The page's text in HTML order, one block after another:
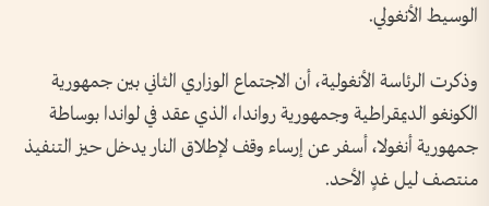
الوسيط الأنغولي.
وذكرت الرئاسة الأنغولية، أن الاجتماع الوزاري الثاني بين جمهورية
الكونغو الديمقراطية وجمهورية رواندا، الذي عقد في لواندا بوساطة
جمهورية أنغولا، أسفر عن إرساء وقف لإطلاق النار يدخل حيز التنفيذ
منتصف ليل غدٍ الأحد.